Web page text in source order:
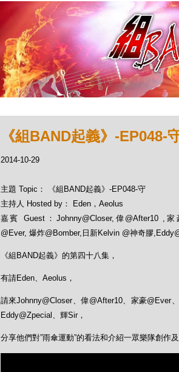
《組BAND起義》-EP048-
2014-10-29
主題 Topic： 《組BAND起義》-EP048-守
主持人 Hosted by： Eden，Aeolus
嘉賓 Guest：Johnny@Closer,偉@After10 ,家
@Ever, 爆炸@Bomber,日新Kelvin @神奇膠
《組BAND起義》的第四十八集，
有請Eden、Aeolus，
請來Johnny@Closer、偉@After10、家豪@Ever
Eddy@Zpecial、輝Sir，
分享他們對”雨傘運動”的看法和介紹一眾樂隊創作